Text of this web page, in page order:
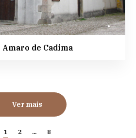
Amaro de Cadima
Ver mais
1 2 ... 8